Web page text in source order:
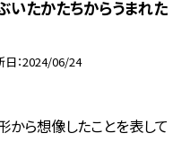
ぶいたかたちからうまれた
日 2024/06/24
から想像したことを表して